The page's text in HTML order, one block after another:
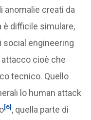
anomalie creati da
difficile simulare,
social engineering
attacco cioè che
tecnico. Quello
lo human attack
[6] , quella parte di